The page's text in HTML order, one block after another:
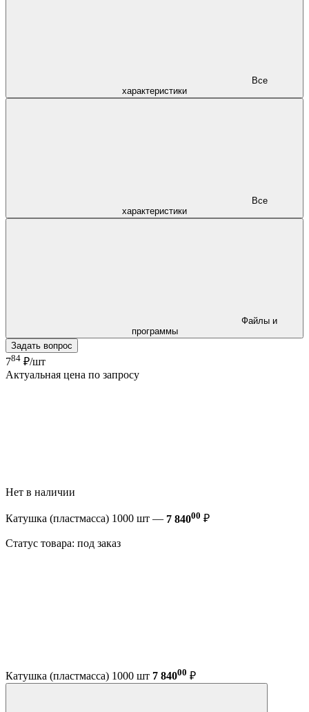
характеристики
характеристики
программы
Задать вопрос
784 ₽/шт
Актуальная цена по запросу
Нет в наличии
Катушка (пластмасса) 1000 шт — 7 84000 ₽
Статус товара: под заказ
Катушка (пластмасса) 1000 шт 7 84000 ₽